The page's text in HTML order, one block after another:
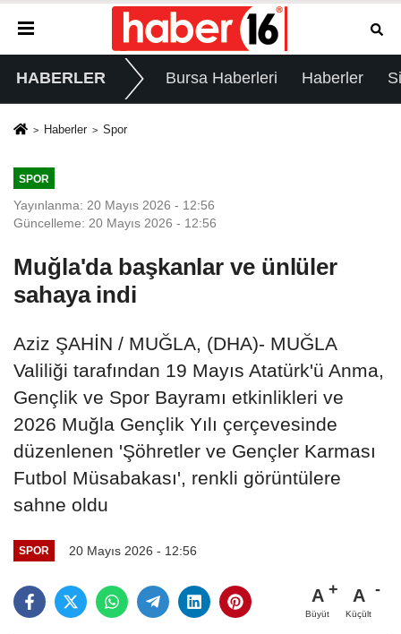
HABERLER Bursa Haberleri Haberler
Haberler Spor
SPOR
Yayınlanma: 20 Mayıs 2026 - 12:56
Güncelleme: 20 Mayıs 2026 - 12:56
Muğla'da başkanlar ve ünlüler
sahaya indi
Aziz ŞAHİN / MUĞLA, (DHA)- MUĞLA
Valiliği tarafından 19 Mayıs Atatürk'ü Anma,
Gençlik ve Spor Bayramı etkinlikleri ve
2026 Muğla Gençlik Yılı çerçevesinde
düzenlenen 'Şöhretler ve Gençler Karması
Futbol Müsabakası', renkli görüntülere
sahne oldu
SPOR 20 Mayıs 2026 - 12:56
A
Büyüt
A
Küçült